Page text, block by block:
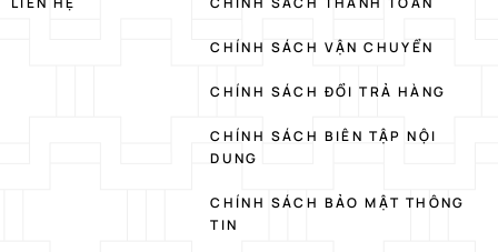
CHÍNH SÁCH VẬN CHUYỂN
CHÍNH SÁCH ĐỔI TRẢ HÀNG
CHÍNH SÁCH BIÊN TẬP NỘI
DUNG
CHÍNH SÁCH BẢO MẬT THÔNG
TIN